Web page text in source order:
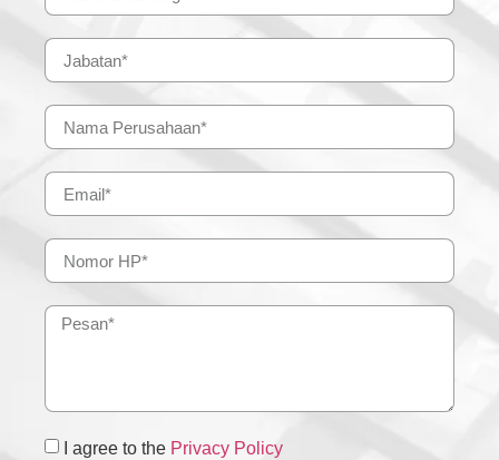
I agree to the Privacy Policy